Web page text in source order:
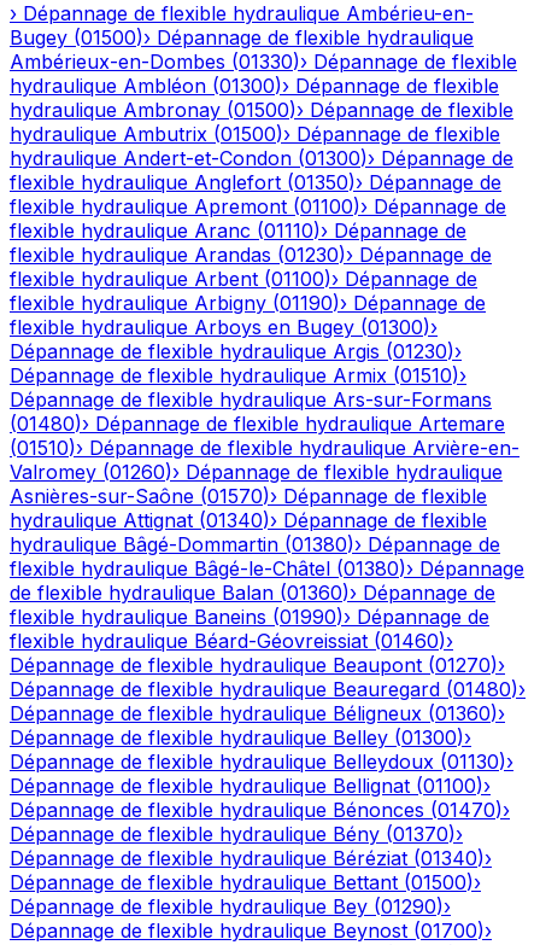
› Dépannage de flexible hydraulique Ambérieu-en-
Bugey (01500)› Dépannage de flexible hydraulique
Ambérieux-en-Dombes (01330)› Dépannage de flexible
hydraulique Ambléon (01300)› Dépannage de flexible
hydraulique Ambronay (01500)› Dépannage de flexible
hydraulique Ambutrix (01500)› Dépannage de flexible
hydraulique Andert-et-Condon (01300)› Dépannage de
flexible hydraulique Anglefort (01350)› Dépannage de
flexible hydraulique Apremont (01100)› Dépannage de
flexible hydraulique Aranc (01110)› Dépannage de
flexible hydraulique Arandas (01230)› Dépannage de
flexible hydraulique Arbent (01100)› Dépannage de
flexible hydraulique Arbigny (01190)› Dépannage de
flexible hydraulique Arboys en Bugey (01300)›
Dépannage de flexible hydraulique Argis (01230)›
Dépannage de flexible hydraulique Armix (01510)›
Dépannage de flexible hydraulique Ars-sur-Formans
(01480)› Dépannage de flexible hydraulique Artemare
(01510)› Dépannage de flexible hydraulique Arvière-en-
Valromey (01260)› Dépannage de flexible hydraulique
Asnières-sur-Saône (01570)› Dépannage de flexible
hydraulique Attignat (01340)› Dépannage de flexible
hydraulique Bâgé-Dommartin (01380)› Dépannage de
flexible hydraulique Bâgé-le-Châtel (01380)› Dépannage
de flexible hydraulique Balan (01360)› Dépannage de
flexible hydraulique Baneins (01990)› Dépannage de
flexible hydraulique Béard-Géovreissiat (01460)›
Dépannage de flexible hydraulique Beaupont (01270)›
Dépannage de flexible hydraulique Beauregard (01480)›
Dépannage de flexible hydraulique Béligneux (01360)›
Dépannage de flexible hydraulique Belley (01300)›
Dépannage de flexible hydraulique Belleydoux (01130)›
Dépannage de flexible hydraulique Bellignat (01100)›
Dépannage de flexible hydraulique Bénonces (01470)›
Dépannage de flexible hydraulique Bény (01370)›
Dépannage de flexible hydraulique Béréziat (01340)›
Dépannage de flexible hydraulique Bettant (01500)›
Dépannage de flexible hydraulique Bey (01290)›
Dépannage de flexible hydraulique Beynost (01700)›